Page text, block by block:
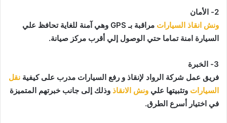
2- الأمان
ونش انقاذ السيارات
مراقبة بـ GPS وهي آمنة للغاية تحافظ علي
السيارة امنة تماما حتي الوصول إلي أقرب مركز صيانة.
3- الخبرة
فريق عمل شركة الرواد لإنقاذ و رفع السيارات مدرب على كيفية نقل
السيارات وتثبيتها علي ونش الانقاذ وذلك إلى جانب خبرتهم المتميزة
في اختيار أسرع الطرق.